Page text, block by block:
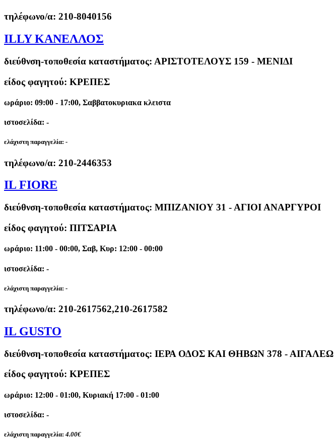
τηλέφωνο/α: 210-8040156
ILLY ΚΑΝΕΛΛΟΣ
διεύθνση-τοποθεσία καταστήματος: ΑΡΙΣΤΟΤΕΛΟΥΣ 159 - ΜΕΝΙΔΙ
είδος φαγητού: ΚΡΕΠΕΣ
ωράριο: 09:00 - 17:00, Σαββατοκυριακα κλειστα
ιστοσελίδα: -
ελάχιστη παραγγελία: -
τηλέφωνο/α: 210-2446353
IL FIORE
διεύθνση-τοποθεσία καταστήματος: ΜΠΙΖΑΝΙΟΥ 31 - ΑΓΙΟΙ ΑΝΑΡΓΥΡΟΙ
είδος φαγητού: ΠΙΤΣΑΡΙΑ
ωράριο: 11:00 - 00:00, Σαβ, Κυρ: 12:00 - 00:00
ιστοσελίδα: -
ελάχιστη παραγγελία: -
τηλέφωνο/α: 210-2617562,210-2617582
IL GUSTO
διεύθνση-τοποθεσία καταστήματος: ΙΕΡΑ ΟΔΟΣ ΚΑΙ ΘΗΒΩΝ 378 - ΑΙΓΑΛΕΩ
είδος φαγητού: ΚΡΕΠΕΣ
ωράριο: 12:00 - 01:00, Κυριακή 17:00 - 01:00
ιστοσελίδα: -
ελάχιστη παραγγελία: 4.00€